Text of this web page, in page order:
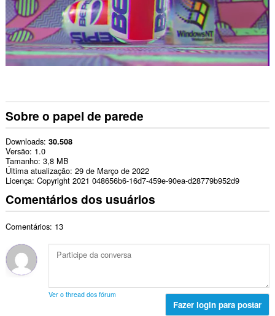
Sobre o papel de parede
Downloads 30.508
Versão 1.0
Tamanho 3,8 MB
Última atualização 29 de Março de 2022
Licença Copyright 2021 048656b6-16d7-459e-90ea-d28779b952d9
Comentários dos usuários
Comentários: 13
Ver o thread dos fórum
Fazer login para postar